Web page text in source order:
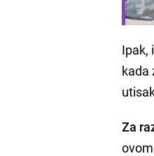
Ipak,
kada
Za